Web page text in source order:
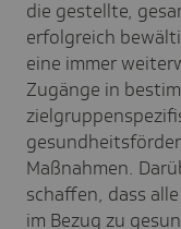
die gestellte,
erfolgreich
eine immer
Zugänge in
Maßnahmen.
schaffen, dass
im Bezug zu